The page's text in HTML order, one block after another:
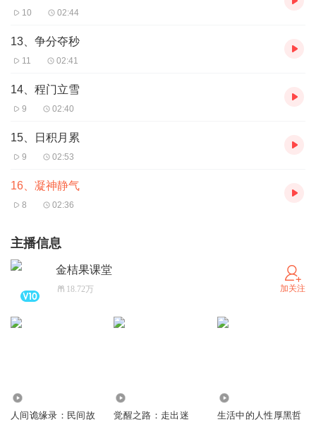
10 02:44
13、争分夺秒
11 02:41
14、程门立雪
9 02:40
15、日积月累
9 02:53
16、凝神静气
8 02:36
主播信息
金桔果课堂
18.72万 加关注
人间诡缘录：民间故
觉醒之路：走出迷
生活中的人性厚黑哲